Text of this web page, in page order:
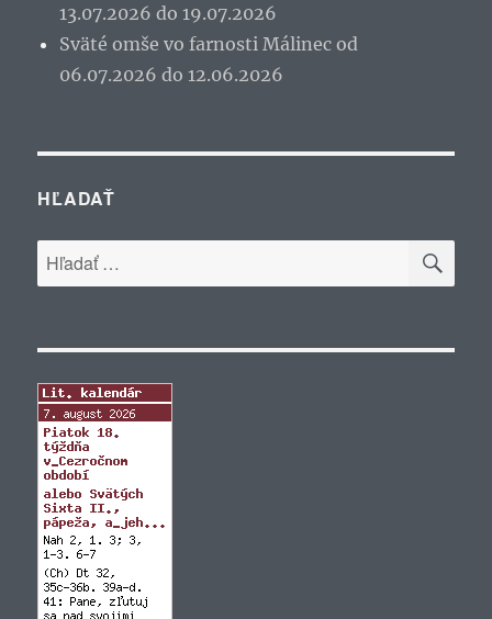
13.07.2026 do 19.07.2026
Sväté omše vo farnosti Málinec od
06.07.2026 do 12.06.2026
HĽADAŤ
Hľadať: